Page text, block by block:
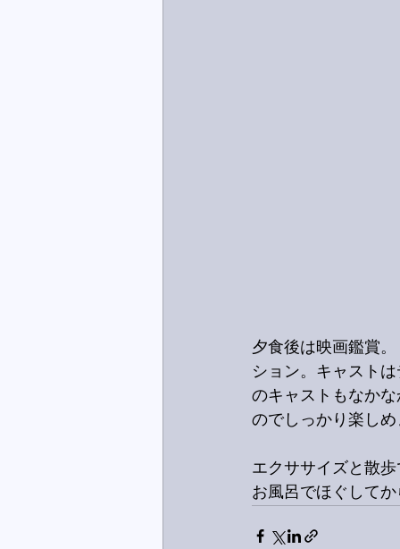
夕食後は映画鑑賞
ション。キャスト
のキャストもなか
のでしっかり楽し
エクササイズと散
お風呂でほぐして